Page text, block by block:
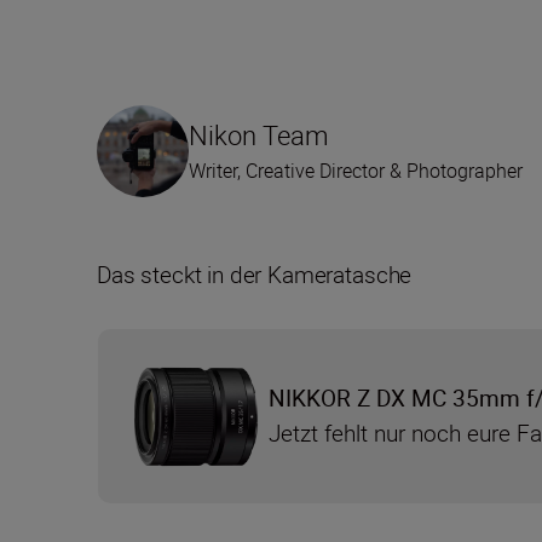
Nikon Team
Writer, Creative Director & Photographer
Das steckt in der Kameratasche
NIKKOR Z DX MC 35mm
Jetzt fehlt nur noch eure